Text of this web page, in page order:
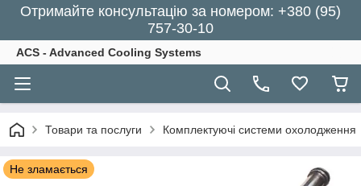
Отримайте консультацію за номером: +380 (95)
757-30-10
ACS - Advanced Cooling Systems
Товари та послуги Комплектуючі системи охолодження
Не зламається